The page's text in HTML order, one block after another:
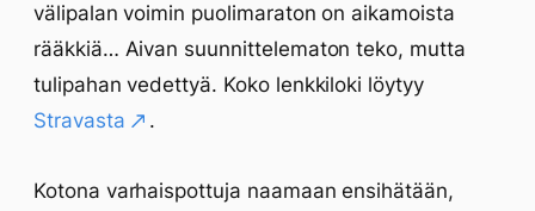
välipalan voimin puolimaraton on aikamoista
rääkkiä… Aivan suunnittelematon teko, mutta
tulipahan vedettyä. Koko lenkkiloki löytyy
Stravasta
.
Kotona varhaispottuja naamaan ensihätään,